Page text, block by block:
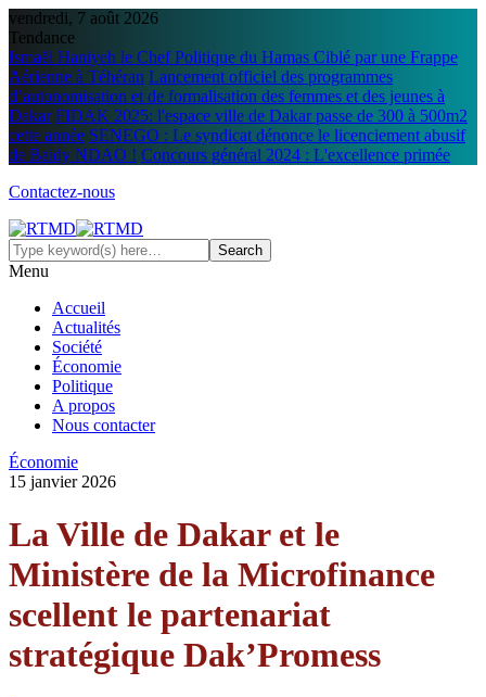
vendredi, 7 août 2026
Tendance
Ismaël Haniyeh le Chef Politique du Hamas Ciblé par une Frappe
Aérienne à Téhéran Lancement officiel des programmes
d’autonomisation et de formalisation des femmes et des jeunes à
Dakar FIDAK 2025: l'espace ville de Dakar passe de 300 à 500m2
cette année SENEGO : Le syndicat dénonce le licenciement abusif
de Baidy NDAO ! Concours général 2024 : L'excellence primée
Contactez-nous
Menu
Accueil
Actualités
Société
Économie
Politique
A propos
Nous contacter
Économie
15 janvier 2026
La Ville de Dakar et le
Ministère de la Microfinance
scellent le partenariat
stratégique Dak’Promess